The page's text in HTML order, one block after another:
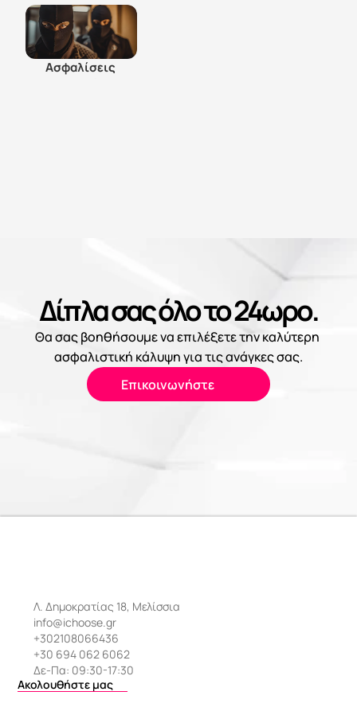
Ασφαλίσεις
Δίπλα σας όλο το 24ωρο.
Θα σας βοηθήσουμε να επιλέξετε την καλύτερη
ασφαλιστική κάλυψη για τις ανάγκες σας.
Επικοινωνήστε
Λ. Δημοκρατίας 18, Μελίσσια
info@ichoose.gr
+302108066436
+30 694 062 6062
Δε-Πα: 09:30-17:30
Ακολουθήστε μας